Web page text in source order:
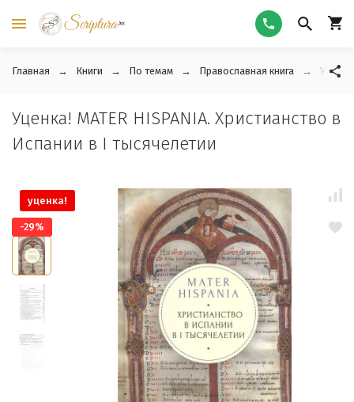
Главная Книги По темам Православная книга
Уценка! MATER HISPANIA. Христианство в
Испании в I тысячелетии
уценка!
-29%